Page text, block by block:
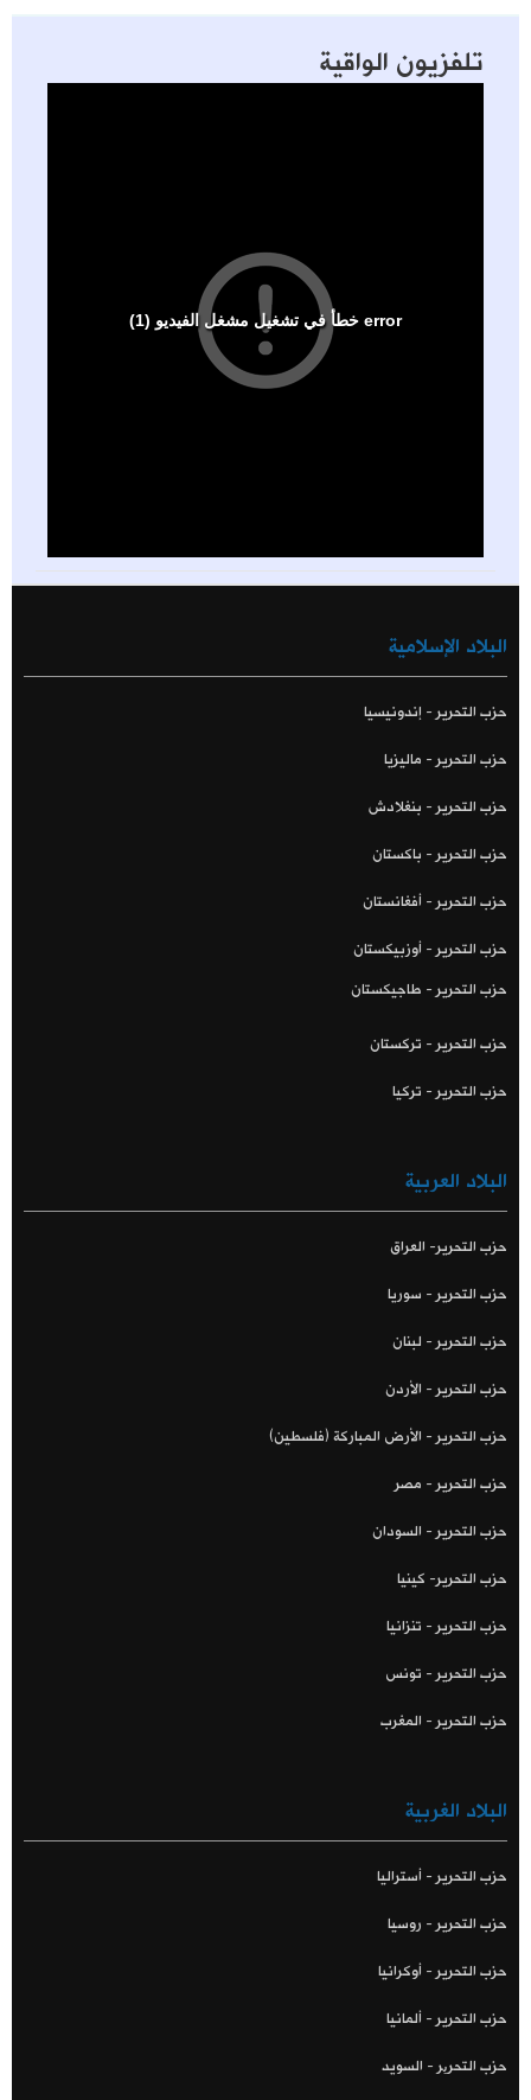
تلفزيون الواقية
البلاد الإسلامية
حزب التحرير - إندونيسيا
حزب التحرير - ماليزيا
حزب التحرير - بنغلادش
حزب التحرير - باكستان
حزب التحرير - أفغانستان
حزب التحرير - أوزبيكستان
حزب التحرير - طاجيكستان
حزب التحرير - تركستان
حزب التحرير - تركيا
البلاد العربية
حزب التحرير- العراق
حزب التحرير - سوريا
حزب التحرير - لبنان
حزب التحرير - الأردن
حزب التحرير - الأرض المباركة (فلسطين)
حزب التحرير - مصر
حزب التحرير - السودان
حزب التحرير- كينيا
حزب التحرير - تنزانيا
حزب التحرير - تونس
حزب التحرير - المغرب
البلاد الغربية
حزب التحرير - أستراليا
حزب التحرير - روسيا
حزب التحرير - أوكرانيا
حزب التحرير - ألمانيا
حزب التحریر - السويد